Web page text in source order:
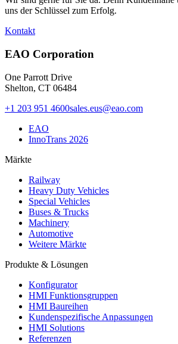
uns der Schlüssel zum Erfolg.
Kontakt
EAO Corporation
One Parrott Drive
Shelton, CT 06484
+1 203 951 4600sales.eus@eao.com
EAO
InnoTrans 2026
Märkte
Railway
Heavy Duty Vehicles
Special Vehicles
Buses & Trucks
Machinery
Automotive
Weitere Märkte
Produkte & Lösungen
Konfigurator
HMI Funktionsgruppen
HMI Baureihen
Kundenspezifische Anpassungen
HMI Solutions
Referenzen